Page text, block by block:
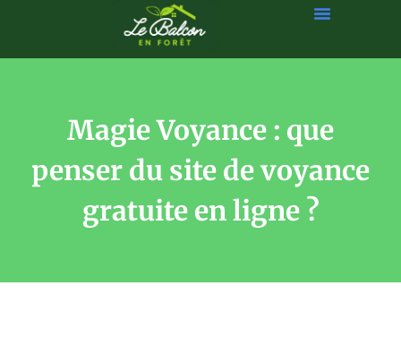
Magie Voyance : que
penser du site de voyance
gratuite en ligne ?